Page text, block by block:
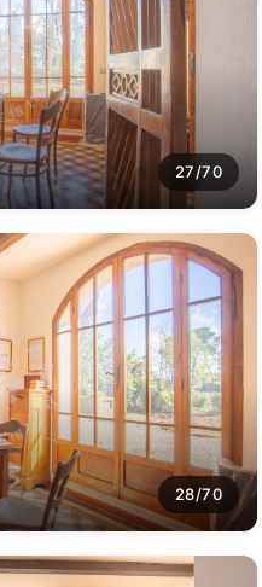
27/70
28/70